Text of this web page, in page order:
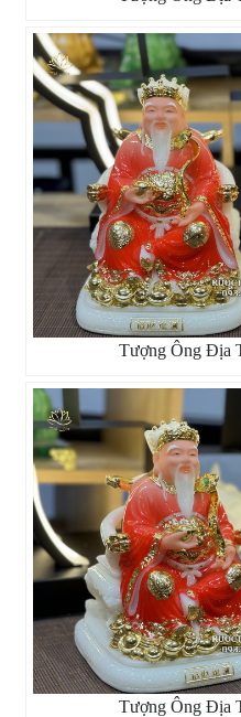
Tượng Ông Địa
Tượng Ông Địa